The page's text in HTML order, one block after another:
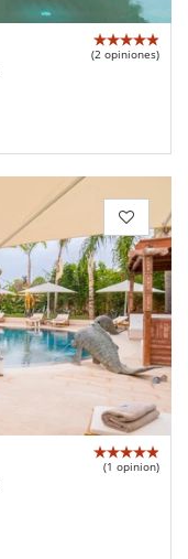
(2 opiniones)
(1 opinion)